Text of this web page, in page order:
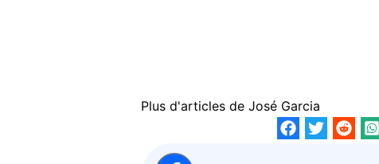
Plus d'articles de José Garcia